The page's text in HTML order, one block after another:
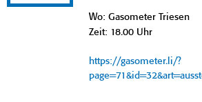
Wo: Gasometer Triesen
Zeit: 18.00 Uhr
https://gasometer.li/?